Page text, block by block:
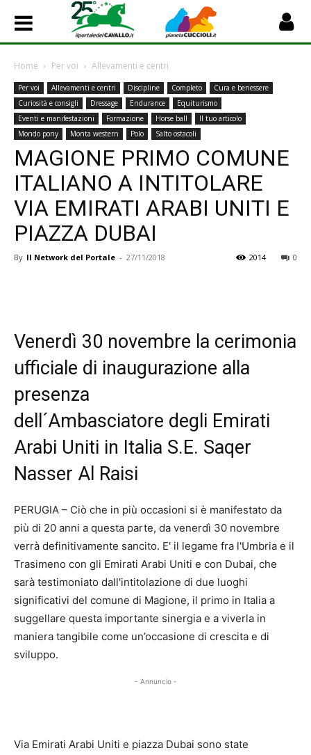
Home Per voi Allevamenti e centri
Per voi Allevamenti e centri Discipline Completo
Cura e benessere
Curiosità e consigli
Dressage Endurance
Equiturismo
Eventi e manifestazioni
Formazione Horse ball
Il tuo articolo
Mondo pony
Monta western Polo Salto ostacoli
MAGIONE PRIMO COMUNE
ITALIANO A INTITOLARE
VIA EMIRATI ARABI UNITI E
PIAZZA DUBAI
By Il Network del Portale - 27/11/2018 0
2014
Venerdì 30 novembre la cerimonia
ufficiale di inaugurazione alla
presenza
dell´Ambasciatore degli Emirati
Arabi Uniti in Italia S.E. Saqer
Nasser Al Raisi
PERUGIA – Ciò che in più occasioni si è manifestato da
più di 20 anni a questa parte, da venerdì 30 novembre
verrà definitivamente sancito. E' il legame fra l'Umbria e il
Trasimeno con gli Emirati Arabi Uniti e con Dubai, che
sarà testimoniato dall'intitolazione di due luoghi
significativi del comune di Magione, il primo in Italia a
suggellare questa importante sinergia e a viverla in
maniera tangibile come un’occasione di crescita e di
sviluppo.
- Annuncio -
Via Emirati Arabi Uniti e piazza Dubai sono state